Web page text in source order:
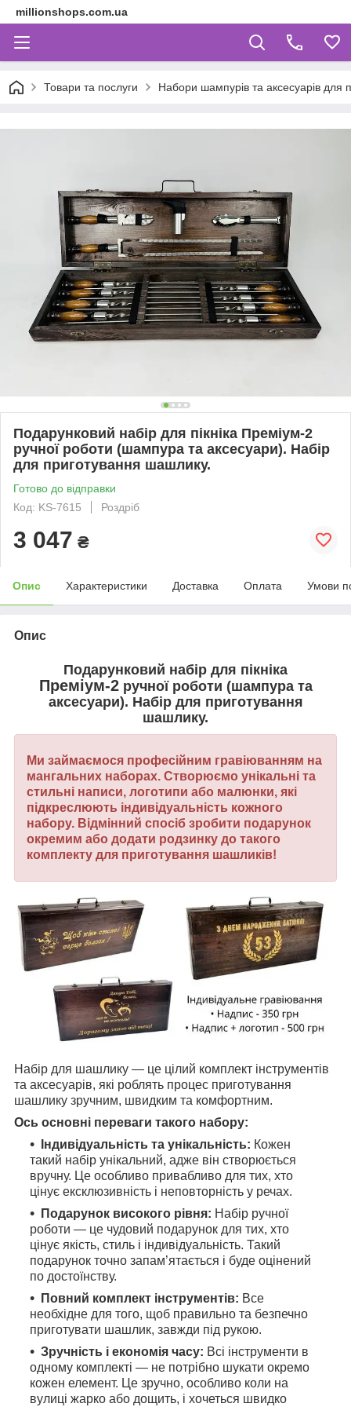
millionshops.com.ua
Товари та послуги Набори шампурів та аксесуарів для
Подарунковий набір для пікніка Преміум-2
ручної роботи (шампура та аксесуари). Набір
для приготування шашлику.
Готово до відправки
Код: KS-7615
Роздріб
3 047 ₴
Опис Характеристики Доставка Оплата Умови
Опис
Подарунковий набір для пікніка
Преміум-2ручної роботи (шампура та
аксесуари). Набір для приготування
шашлику.
Ми займаємося професійним гравіюванням на
мангальних наборах. Створюємо унікальні та
стильні написи, логотипи або малюнки, які
підкреслюють індивідуальність кожного
набору. Відмінний спосіб зробити подарунок
окремим або додати родзинку до такого
комплекту для приготування шашликів!
Набір для шашлику — це цілий комплект інструментів
та аксесуарів, які роблять процес приготування
шашлику зручним, швидким та комфортним.
Ось основні переваги такого набору:
Індивідуальність та унікальність: Кожен
такий набір унікальний, адже він створюється
вручну. Це особливо привабливо для тих, хто
цінує ексклюзивність і неповторність у речах.
Подарунок високого рівня: Набір ручної
роботи — це чудовий подарунок для тих, хто
цінує якість, стиль і індивідуальність. Такий
подарунок точно запам’ятається і буде оцінений
по достоїнству.
Повний комплект інструментів: Все
необхідне для того, щоб правильно та безпечно
приготувати шашлик, завжди під рукою.
Зручність і економія часу: Всі інструменти в
одному комплекті — не потрібно шукати окремо
кожен елемент. Це зручно, особливо коли на
вулиці жарко або дощить, і хочеться швидко